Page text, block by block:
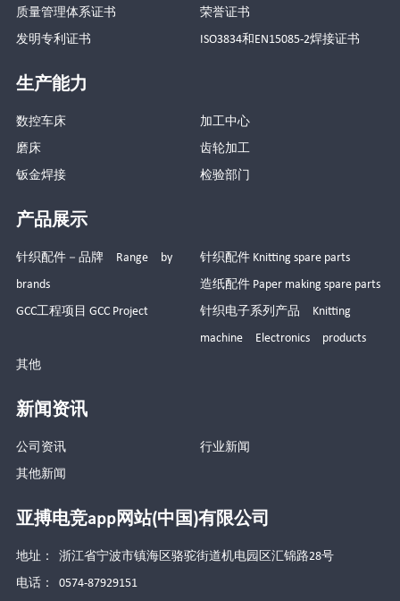
质量管理体系证书
荣誉证书
发明专利证书
ISO3834和EN15085-2焊接证书
生产能力
数控车床
加工中心
磨床
齿轮加工
钣金焊接
检验部门
产品展示
针织配件－品牌 Range by
brands
针织配件 Knitting spare parts
造纸配件 Paper making spare parts
GCC工程项目 GCC Project
针织电子系列产品 Knitting
machine Electronics products
其他
新闻资讯
公司资讯
行业新闻
其他新闻
亚搏电竞app网站(中国)有限公司
地址： 浙江省宁波市镇海区骆驼街道机电园区汇锦路28号
电话： 0574-87929151